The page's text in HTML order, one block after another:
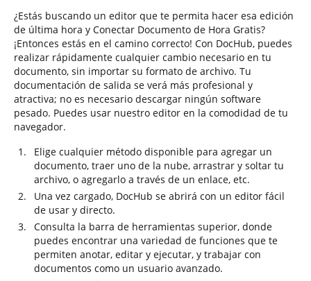
¿Estás buscando un editor que te permita hacer esa edición
de última hora y Conectar Documento de Hora Gratis?
¡Entonces estás en el camino correcto! Con DocHub, puedes
realizar rápidamente cualquier cambio necesario en tu
documento, sin importar su formato de archivo. Tu
documentación de salida se verá más profesional y
atractiva; no es necesario descargar ningún software
pesado. Puedes usar nuestro editor en la comodidad de tu
navegador.
Elige cualquier método disponible para agregar un
documento, traer uno de la nube, arrastrar y soltar tu
archivo, o agregarlo a través de un enlace, etc.
Una vez cargado, DocHub se abrirá con un editor fácil
de usar y directo.
Consulta la barra de herramientas superior, donde
puedes encontrar una variedad de funciones que te
permiten anotar, editar y ejecutar, y trabajar con
documentos como un usuario avanzado.